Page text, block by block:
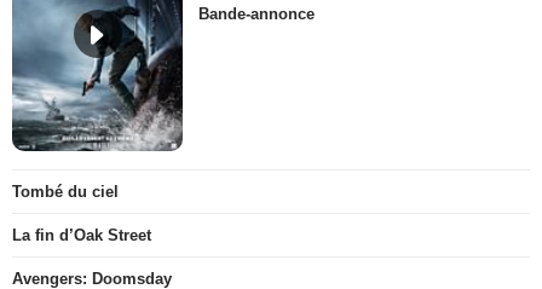
Bande-annonce
Tombé du ciel
La fin d’Oak Street
Avengers: Doomsday